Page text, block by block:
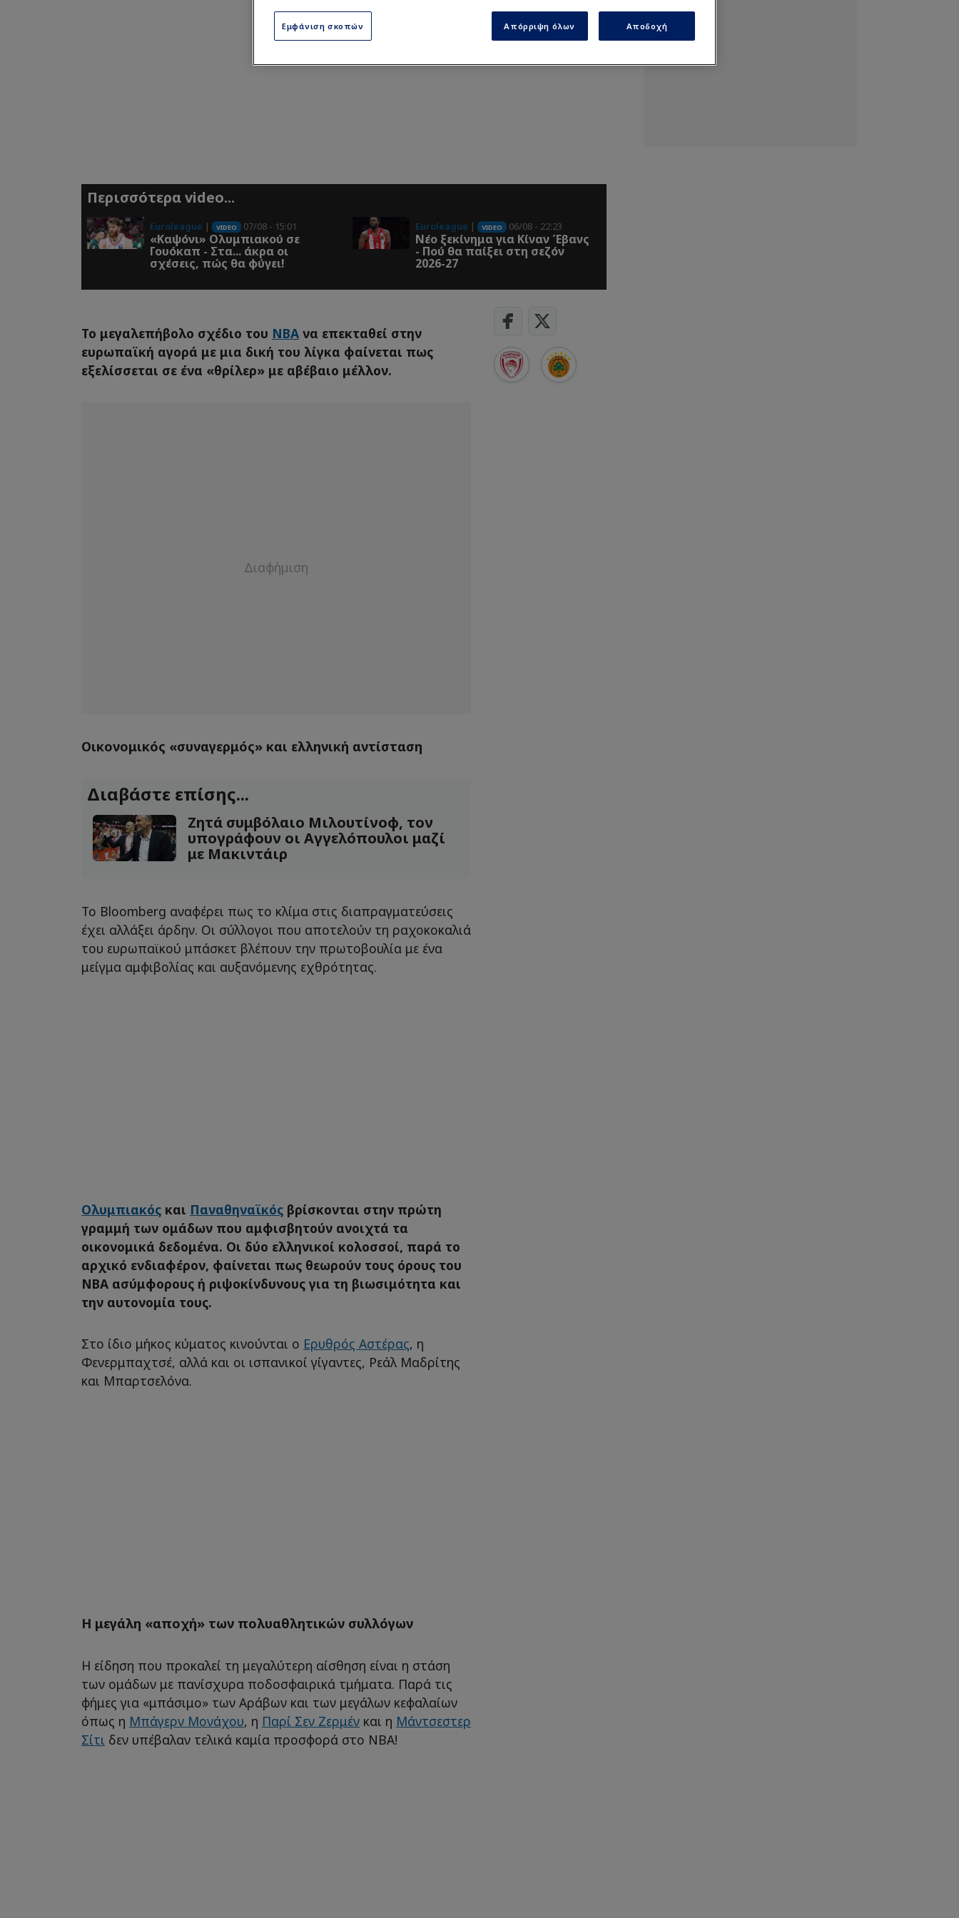
Περισσότερα video...
Euroleague | VIDEO 07/08 - 15:01
«Καψόνι» Ολυμπιακού σε
Γουόκαπ - Στα... άκρα οι
σχέσεις, πώς θα φύγει!
Euroleague | VIDEO 06/08 - 22:23
Νέο ξεκίνημα για Κίναν Έβανς
- Πού θα παίξει στη σεζόν
2026-27
Το μεγαλεπήβολο σχέδιο του NBA να επεκταθεί στην
ευρωπαϊκή αγορά με μια δική του λίγκα φαίνεται πως
εξελίσσεται σε ένα «θρίλερ» με αβέβαιο μέλλον.
Οικονομικός «συναγερμός» και ελληνική αντίσταση
Διαβάστε επίσης...
Ζητά συμβόλαιο Μιλουτίνοφ, τον
υπογράφουν οι Αγγελόπουλοι μαζί
με Μακιντάιρ
Το Bloomberg αναφέρει πως το κλίμα στις διαπραγματεύσεις
έχει αλλάξει άρδην. Οι σύλλογοι που αποτελούν τη ραχοκοκαλιά
του ευρωπαϊκού μπάσκετ βλέπουν την πρωτοβουλία με ένα
μείγμα αμφιβολίας και αυξανόμενης εχθρότητας.
Ολυμπιακός και Παναθηναϊκός βρίσκονται στην πρώτη
γραμμή των ομάδων που αμφισβητούν ανοιχτά τα
οικονομικά δεδομένα. Οι δύο ελληνικοί κολοσσοί, παρά το
αρχικό ενδιαφέρον, φαίνεται πως θεωρούν τους όρους του
NBA ασύμφορους ή ριψοκίνδυνους για τη βιωσιμότητα και
την αυτονομία τους.
Στο ίδιο μήκος κύματος κινούνται ο Ερυθρός Αστέρας, η
Φενερμπαχτσέ, αλλά και οι ισπανικοί γίγαντες, Ρεάλ Μαδρίτης
και Μπαρτσελόνα.
Η μεγάλη «αποχή» των πολυαθλητικών συλλόγων
Η είδηση που προκαλεί τη μεγαλύτερη αίσθηση είναι η στάση
των ομάδων με πανίσχυρα ποδοσφαιρικά τμήματα. Παρά τις
φήμες για «μπάσιμο» των Αράβων και των μεγάλων κεφαλαίων
όπως η Μπάγερν Μονάχου, η Παρί Σεν Ζερμέν και η Μάντσεστερ
Σίτι δεν υπέβαλαν τελικά καμία προσφορά στο NBA!
Εμφάνιση σκοπών Απόρριψη όλων Αποδοχή